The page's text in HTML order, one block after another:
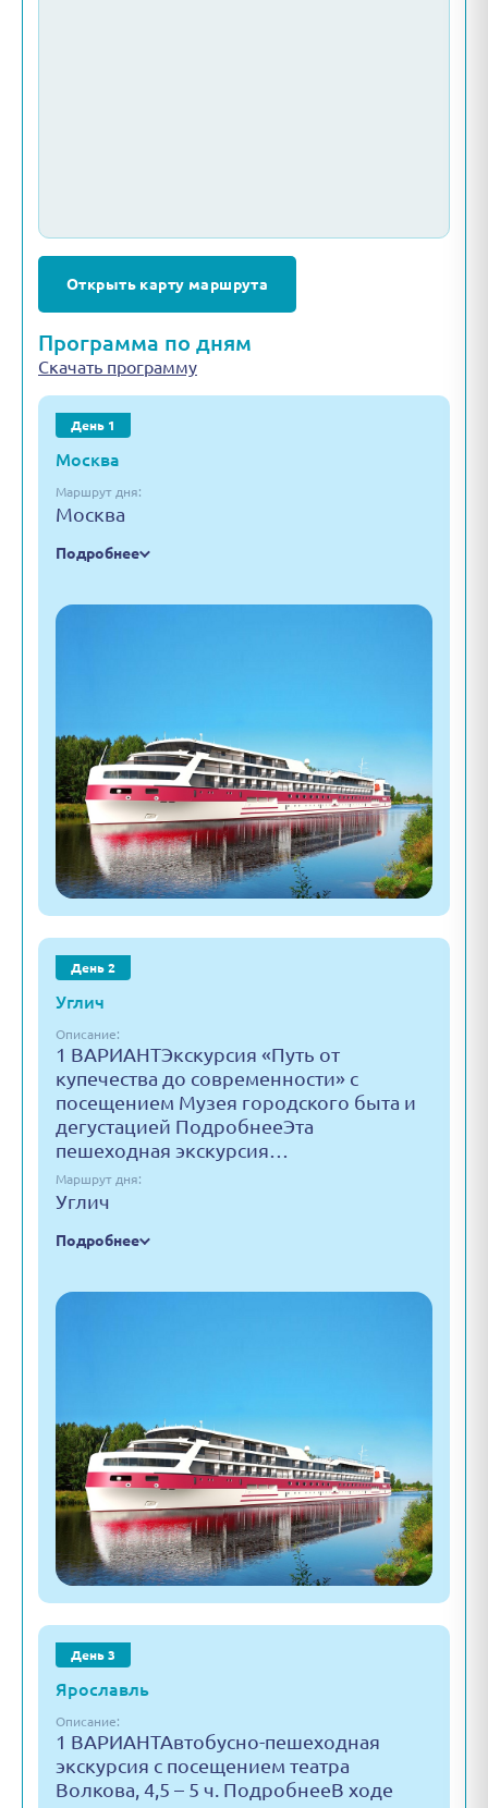
Открыть карту маршрута
Программа по дням
Скачать программу
День 1
Москва
Маршрут дня:
Москва
Подробнее
День 2
Углич
Описание:
1 ВАРИАНТЭкскурсия «Путь от
купечества до современности» с
посещением Музея городского быта и
дегустацией ПодробнееЭта
пешеходная экскурсия…
Маршрут дня:
Углич
Подробнее
День 3
Ярославль
Описание:
1 ВАРИАНТАвтобусно-пешеходная
экскурсия с посещением театра
Волкова, 4,5 – 5 ч. ПодробнееВ ходе